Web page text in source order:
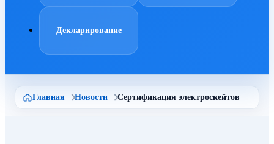
Декларирование
Главная Новости Сертификация электроскейтов